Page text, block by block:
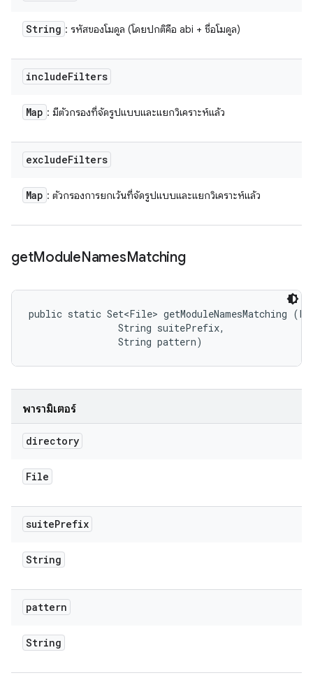
String : รหัสของโมดูล (โดยปกติคือ abi + ชื่อโมดูล)
includeFilters
Map : มีตัวกรองที่จัดรูปแบบและแยกวิเคราะห์แล้ว
excludeFilters
Map : ตัวกรองการยกเว้นที่จัดรูปแบบและแยกวิเคราะห์แล้ว
getModuleNamesMatching
public static Set<File> getModuleNamesMatching
                String suitePrefix,
                String pattern)
พารามิเตอร์
directory
File
suitePrefix
String
pattern
String